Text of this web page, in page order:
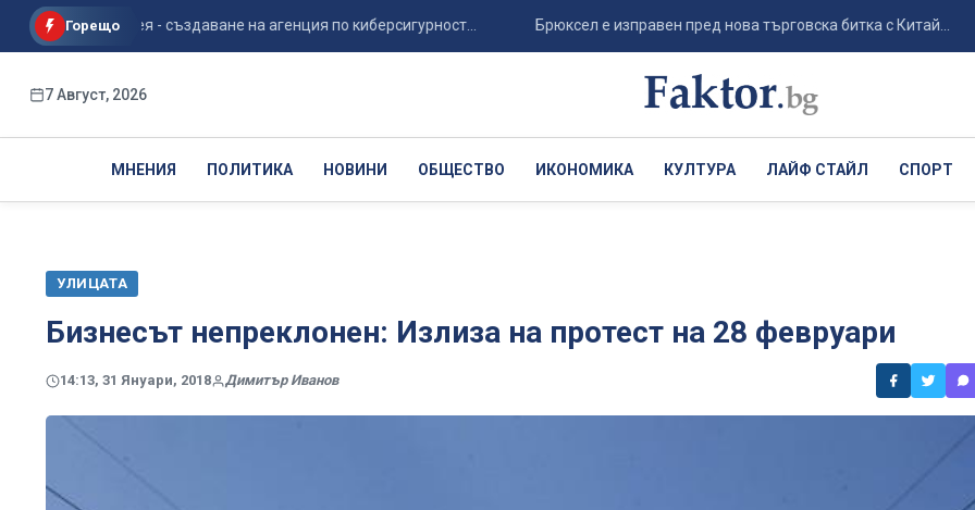
Горещо
нова идея - създаване на агенция по киберсигурност... Брюксел е изправен пред нова търговска битка с Китай...
7 Август, 2026
МНЕНИЯ ПОЛИТИКА НОВИНИ ОБЩЕСТВО ИКОНОМИКА КУЛТУРА ЛАЙФ СТАЙЛ СПОРТ
УЛИЦАТА
Бизнесът непреклонен: Излиза на протест на 28 февруари
14:13, 31 Януари, 2018 Димитър Иванов